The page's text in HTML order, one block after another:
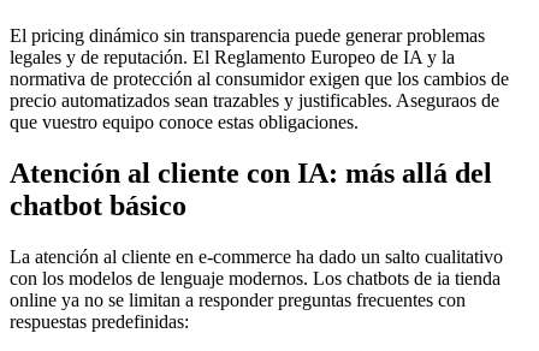
El pricing dinámico sin transparencia puede generar problemas
legales y de reputación. El Reglamento Europeo de IA y la
normativa de protección al consumidor exigen que los cambios de
precio automatizados sean trazables y justificables. Aseguraos de
que vuestro equipo conoce estas obligaciones.
Atención al cliente con IA: más allá del
chatbot básico
La atención al cliente en e-commerce ha dado un salto cualitativo
con los modelos de lenguaje modernos. Los chatbots de ia tienda
online ya no se limitan a responder preguntas frecuentes con
respuestas predefinidas: